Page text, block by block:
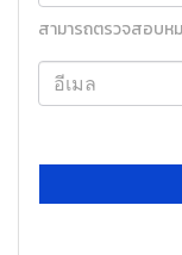
สามารถตรวจสอบห